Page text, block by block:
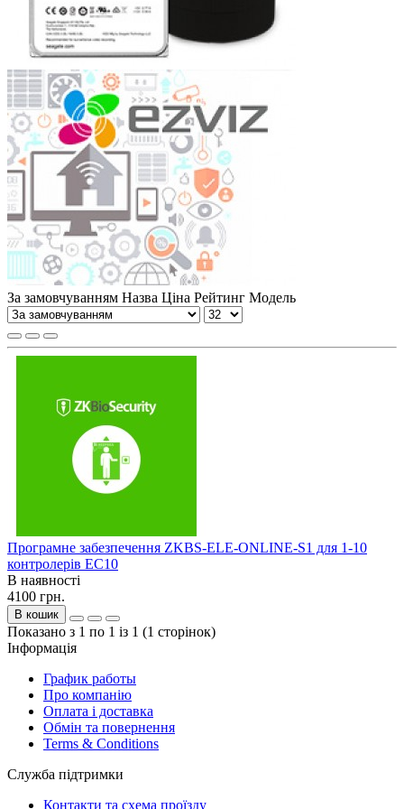
За замовчуванням Назва Ціна Рейтинг Модель
Програмне забезпечення ZKBS-ELE-ONLINE-S1 для 1-10
контролерів EC10
В наявності
4100 грн.
В кошик
Показано з 1 по 1 із 1 (1 сторінок)
Інформація
График работы
Про компанію
Оплата і доставка
Обмін та повернення
Terms & Conditions
Служба підтримки
Контакти та схема проїзду